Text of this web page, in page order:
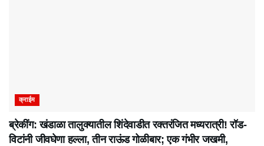
क्राईम
ब्रेकींग: खंडाळा तालुक्यातील शिंदेवाडीत रक्तरंजित मध्यरात्री! रॉड-
विटांनी जीवघेणा हल्ला, तीन राऊंड गोळीबार; एक गंभीर जखमी,